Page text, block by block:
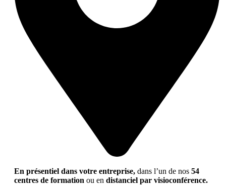
En présentiel dans votre entreprise, dans l’un de nos 54
centres de formation ou en distanciel par visioconférence.